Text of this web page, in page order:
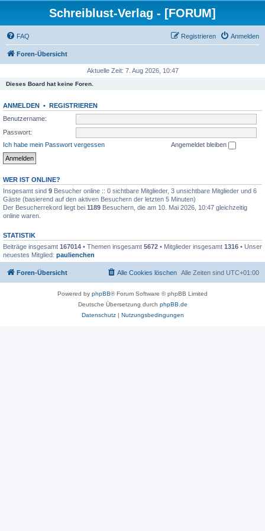
Schreiblust-Verlag - [FORUM]
FAQ Anmelden
Registrieren
Foren-Übersicht
Aktuelle Zeit: 7. Aug 2026, 10:47
Dieses Board hat keine Foren.
ANMELDEN • REGISTRIEREN
Benutzername:
Passwort:
Ich habe mein Passwort vergessen
Angemeldet bleiben
WER IST ONLINE?
Insgesamt sind 9 Besucher online :: 0 sichtbare Mitglieder, 3 unsichtbare Mitglieder und 6
Gäste (basierend auf den aktiven Besuchern der letzten 5 Minuten)
Der Besucherrekord liegt bei 1189 Besuchern, die am 10. Mai 2026, 10:47 gleichzeitig
online waren.
STATISTIK
Beiträge insgesamt 167014 • Themen insgesamt 5672 • Mitglieder insgesamt 1316 • Unser
neuestes Mitglied: paulienchen
Foren-Übersicht Alle Zeiten sind UTC+01:00
Alle Cookies löschen
Powered by phpBB® Forum Software © phpBB Limited
Deutsche Übersetzung durch phpBB.de
Datenschutz| Nutzungsbedingungen